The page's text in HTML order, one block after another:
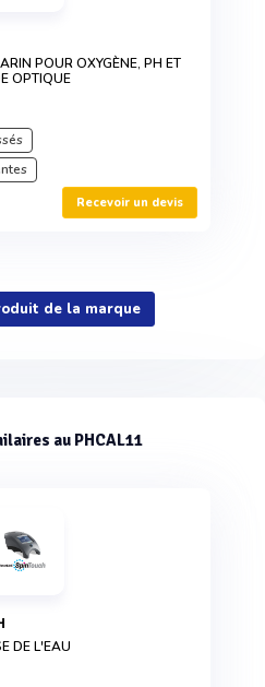
POUR OXYGÈNE, PH ET
OPTIQUE
Recevoir un devis
de la marque
au PHCAL11
DE L'EAU